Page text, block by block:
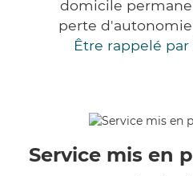
domicile
perte d'autonomie
Être rappelé
Service mis en